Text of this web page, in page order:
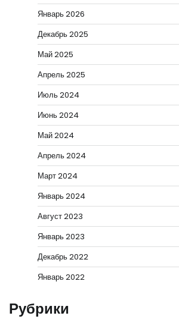
Январь 2026
Декабрь 2025
Май 2025
Апрель 2025
Июль 2024
Июнь 2024
Май 2024
Апрель 2024
Март 2024
Январь 2024
Август 2023
Январь 2023
Декабрь 2022
Январь 2022
Рубрики